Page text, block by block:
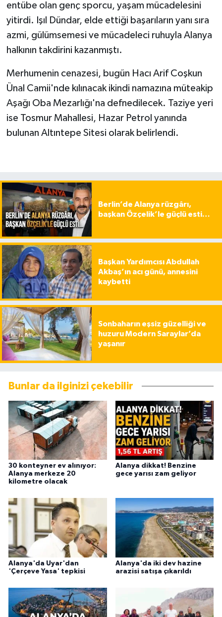
entübe olan genç sporcu, yaşam mücadelesini
yitirdi. Işıl Dündar, elde ettiği başarıların yanı sıra
azmi, gülümsemesi ve mücadeleci ruhuyla Alanya
halkının takdirini kazanmıştı.
Merhumenin cenazesi, bugün Hacı Arif Coşkun
Ünal Camii'nde kılınacak ikindi namazına müteakip
Aşağı Oba Mezarlığı'na defnedilecek. Taziye yeri
ise Tosmur Mahallesi, Hazar Petrol yanında
bulunan Altıntepe Sitesi olarak belirlendi.
Berlin’de Alanya rüzgârı,
başkan Özçelik’le güçlü esti…
Başkan Yardımcısı Abdullah
Akbaş’ın acı günü, annesini
kaybetti
Sonbaharın eşsiz güzelliği ve
huzuru Modern Saraylar’da
yaşanır
Bunlar da ilginizi çekebilir
30 konteyner ev alınıyor:
Alanya merkeze 20
kilometre olacak
Alanya dikkat! Benzine
gece yarısı zam geliyor
Alanya'da Uyar'dan
'Çerçeve Yasa' tepkisi
Alanya'da iki dev hazine
arazisi satışa çıkarıldı